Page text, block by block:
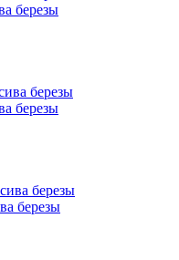
березы
березы
березы